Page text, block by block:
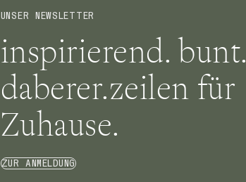
UNSER NEWSLETTER
inspirierend. bunt.
daberer.zeilen für
Zuhause.
ZUR ANMELDUNG